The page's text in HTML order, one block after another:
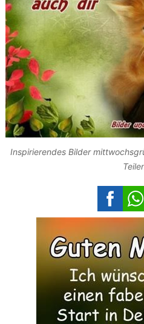
Inspirierendes Bilder